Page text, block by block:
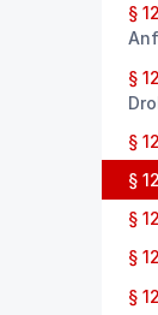
§
§
§
§
§
§
§